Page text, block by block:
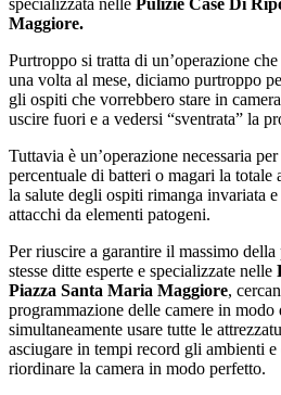
specializzata nelle Pulizie Case Di
Maggiore.
Purtroppo si tratta di un’operazione
una volta al mese, diciamo purtroppo
gli ospiti che vorrebbero stare in
uscire fuori e a vedersi “sventrata” la
Tuttavia è un’operazione necessaria
percentuale di batteri o magari la totale
la salute degli ospiti rimanga invariata
attacchi da elementi patogeni.
Per riuscire a garantire il massimo
stesse ditte esperte e specializzate nelle
Piazza Santa Maria Maggiore,
programmazione delle camere in modo
simultaneamente usare tutte le
asciugare in tempi record gli ambienti
riordinare la camera in modo perfetto.